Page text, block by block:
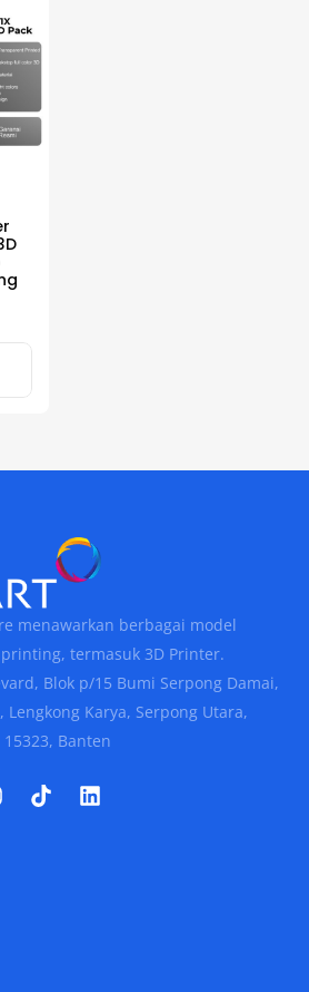
menawarkan berbagai model
termasuk 3D Printer.
Blok p/15 Bumi Serpong Damai,
Lengkong Karya, Serpong Utara,
Banten